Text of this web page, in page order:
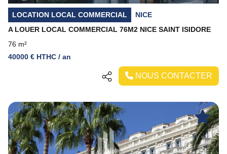
LOCATION LOCAL COMMERCIAL
NICE
A LOUER LOCAL COMMERCIAL 76M2 NICE SAINT ISIDORE
76 m²
40000 € HTHC / an
NOUS CONTACTER